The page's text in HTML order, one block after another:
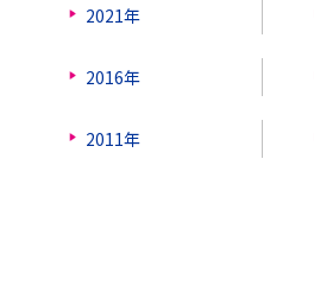
2021年
2016年
2011年